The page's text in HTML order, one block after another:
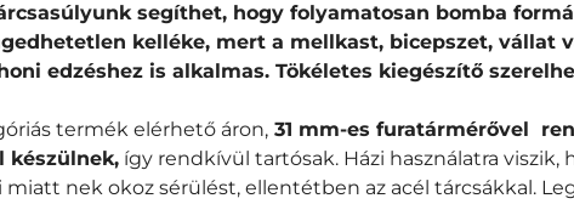
segíthet, hogy folyamatosan bomba
kelléke, mert a mellkast, bicepszet, vállat
edzéshez is alkalmas. Tökéletes kiegészítő
termék elérhető áron, 31 mm-es furatármérővel
készülnek, így rendkívül tartósak. Házi használatra viszik,
nek okoz sérülést, ellentétben az acél tárcsákkal.